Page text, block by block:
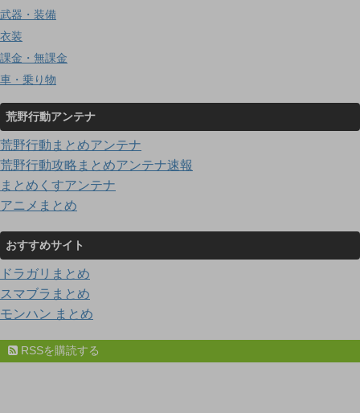
武器・装備
衣装
課金・無課金
車・乗り物
荒野行動アンテナ
荒野行動まとめアンテナ
荒野行動攻略まとめアンテナ速報
まとめくすアンテナ
アニメまとめ
おすすめサイト
ドラガリまとめ
スマブラまとめ
モンハン まとめ
RSSを購読する